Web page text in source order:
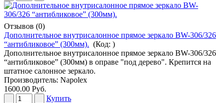
Отзывов (0)
Дополнительное внутрисалонное прямое зеркало BW-306/326
“антибликовое” (300мм). (Код: )
Дополнительное внутрисалонное прямое зеркало BW-306/326
“антибликовое” (300мм) в оправе "под дерево". Крепится на
штатное салонное зеркало.
Производитель: Napolex
1600.00 Руб.
Купить